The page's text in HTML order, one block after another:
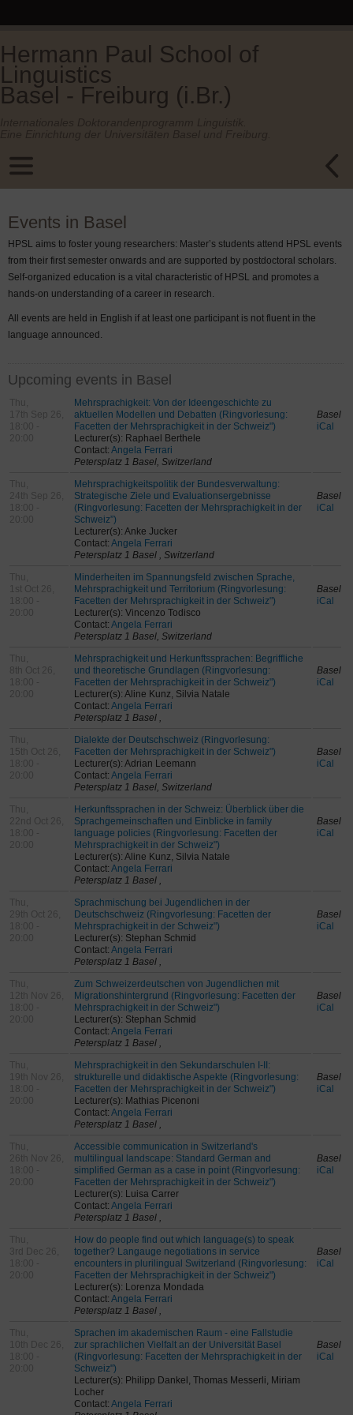
Hermann Paul School of
Linguistics
Basel - Freiburg (i.Br.)
Events in Basel
HPSL aims to foster young researchers: Master’s students attend HPSL events
from their first semester onwards and are supported by postdoctoral scholars.
Self-organized education is a vital characteristic of HPSL and promotes a
hands-on understanding of a career in research.
All events are held in English if at least one participant is not fluent in the
language announced.
Upcoming events in Basel
Thu,
17th Sep 26,
20:00
Mehrsprachigkeit: Von der Ideengeschichte zu
aktuellen Modellen und Debatten (Ringvorlesung:
Facetten der Mehrsprachigkeit in der Schweiz")
Lecturer(s): Raphael Berthele
Contact: Angela Ferrari
Petersplatz 1 Basel, Switzerland
Basel
iCal
Thu,
24th Sep 26,
20:00
Mehrsprachigkeitspolitik der Bundesverwaltung:
Strategische Ziele und Evaluationsergebnisse
(Ringvorlesung: Facetten der Mehrsprachigkeit in der
Schweiz”)
Lecturer(s): Anke Jucker
Contact: Angela Ferrari
Petersplatz 1 Basel , Switzerland
Basel
iCal
Thu,
1st Oct 26,
20:00
Minderheiten im Spannungsfeld zwischen Sprache,
Mehrsprachigkeit und Territorium (Ringvorlesung:
Facetten der Mehrsprachigkeit in der Schweiz")
Lecturer(s): Vincenzo Todisco
Contact: Angela Ferrari
Petersplatz 1 Basel, Switzerland
Basel
iCal
Thu,
8th Oct 26,
20:00
Mehrsprachigkeit und Herkunftssprachen: Begriffliche
und theoretische Grundlagen (Ringvorlesung:
Facetten der Mehrsprachigkeit in der Schweiz")
Lecturer(s): Aline Kunz, Silvia Natale
Contact: Angela Ferrari
Petersplatz 1 Basel ,
Basel
iCal
Thu,
15th Oct 26,
20:00
Dialekte der Deutschschweiz (Ringvorlesung:
Facetten der Mehrsprachigkeit in der Schweiz")
Lecturer(s): Adrian Leemann
Contact: Angela Ferrari
Petersplatz 1 Basel, Switzerland
Basel
iCal
Thu,
22nd Oct 26,
20:00
Herkunftssprachen in der Schweiz: Überblick über die
Sprachgemeinschaften und Einblicke in family
language policies (Ringvorlesung: Facetten der
Mehrsprachigkeit in der Schweiz")
Lecturer(s): Aline Kunz, Silvia Natale
Contact: Angela Ferrari
Petersplatz 1 Basel ,
Basel
iCal
Thu,
29th Oct 26,
20:00
Sprachmischung bei Jugendlichen in der
Deutschschweiz (Ringvorlesung: Facetten der
Mehrsprachigkeit in der Schweiz")
Lecturer(s): Stephan Schmid
Contact: Angela Ferrari
Petersplatz 1 Basel ,
Basel
iCal
Thu,
12th Nov 26,
20:00
Zum Schweizerdeutschen von Jugendlichen mit
Migrationshintergrund (Ringvorlesung: Facetten der
Mehrsprachigkeit in der Schweiz")
Lecturer(s): Stephan Schmid
Contact: Angela Ferrari
Petersplatz 1 Basel ,
Basel
iCal
Thu,
19th Nov 26,
20:00
Mehrsprachigkeit in den Sekundarschulen I-II:
strukturelle und didaktische Aspekte (Ringvorlesung:
Facetten der Mehrsprachigkeit in der Schweiz")
Lecturer(s): Mathias Picenoni
Contact: Angela Ferrari
Petersplatz 1 Basel ,
Basel
iCal
Thu,
26th Nov 26,
20:00
Accessible communication in Switzerland's
multilingual landscape: Standard German and
simplified German as a case in point (Ringvorlesung:
Facetten der Mehrsprachigkeit in der Schweiz")
Lecturer(s): Luisa Carrer
Contact: Angela Ferrari
Petersplatz 1 Basel ,
Basel
iCal
Thu,
3rd Dec 26,
20:00
How do people find out which language(s) to speak
together? Langauge negotiations in service
encounters in plurilingual Switzerland (Ringvorlesung:
Facetten der Mehrsprachigkeit in der Schweiz")
Lecturer(s): Lorenza Mondada
Contact: Angela Ferrari
Petersplatz 1 Basel ,
Basel
iCal
Thu,
10th Dec 26,
20:00
Sprachen im akademischen Raum - eine Fallstudie
zur sprachlichen Vielfalt an der Universität Basel
(Ringvorlesung: Facetten der Mehrsprachigkeit in der
Schweiz")
Lecturer(s): Philipp Dankel, Thomas Messerli, Miriam
Locher
Contact: Angela Ferrari
Basel
iCal